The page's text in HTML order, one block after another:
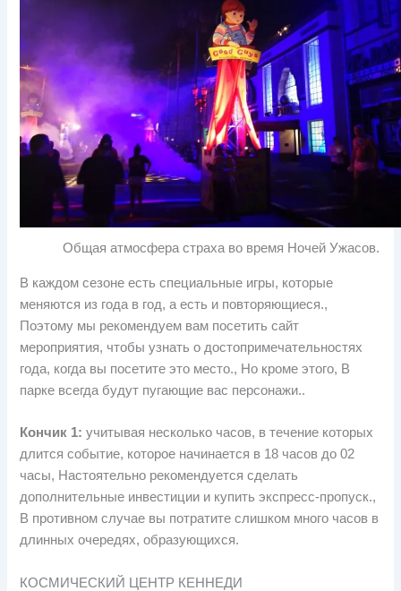
Общая атмосфера страха во время Ночей Ужасов.
В каждом сезоне есть специальные игры, которые
меняются из года в год, а есть и повторяющиеся.,
Поэтому мы рекомендуем вам посетить сайт
мероприятия, чтобы узнать о достопримечательностях
года, когда вы посетите это место., Но кроме этого, В
парке всегда будут пугающие вас персонажи..
Кончик 1:учитывая несколько часов, в течение которых
длится событие, которое начинается в 18 часов до 02
часы, Настоятельно рекомендуется сделать
дополнительные инвестиции и купить экспресс-пропуск.,
В противном случае вы потратите слишком много часов в
длинных очередях, образующихся.
КОСМИЧЕСКИЙ ЦЕНТР КЕННЕДИ